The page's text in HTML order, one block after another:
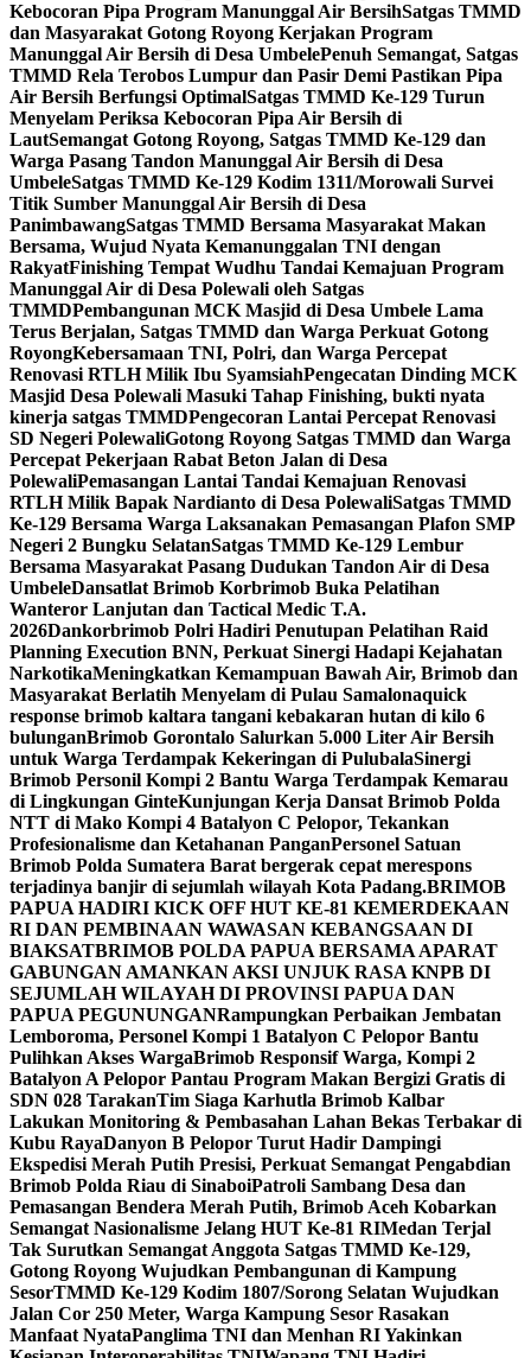
Kebocoran Pipa Program Manunggal Air BersihSatgas TMMD
dan Masyarakat Gotong Royong Kerjakan Program
Manunggal Air Bersih di Desa UmbelePenuh Semangat, Satgas
TMMD Rela Terobos Lumpur dan Pasir Demi Pastikan Pipa
Air Bersih Berfungsi OptimalSatgas TMMD Ke-129 Turun
Menyelam Periksa Kebocoran Pipa Air Bersih di
LautSemangat Gotong Royong, Satgas TMMD Ke-129 dan
Warga Pasang Tandon Manunggal Air Bersih di Desa
UmbeleSatgas TMMD Ke-129 Kodim 1311/Morowali Survei
Titik Sumber Manunggal Air Bersih di Desa
PanimbawangSatgas TMMD Bersama Masyarakat Makan
Bersama, Wujud Nyata Kemanunggalan TNI dengan
RakyatFinishing Tempat Wudhu Tandai Kemajuan Program
Manunggal Air di Desa Polewali oleh Satgas
TMMDPembangunan MCK Masjid di Desa Umbele Lama
Terus Berjalan, Satgas TMMD dan Warga Perkuat Gotong
RoyongKebersamaan TNI, Polri, dan Warga Percepat
Renovasi RTLH Milik Ibu SyamsiahPengecatan Dinding MCK
Masjid Desa Polewali Masuki Tahap Finishing, bukti nyata
kinerja satgas TMMDPengecoran Lantai Percepat Renovasi
SD Negeri PolewaliGotong Royong Satgas TMMD dan Warga
Percepat Pekerjaan Rabat Beton Jalan di Desa
PolewaliPemasangan Lantai Tandai Kemajuan Renovasi
RTLH Milik Bapak Nardianto di Desa PolewaliSatgas TMMD
Ke-129 Bersama Warga Laksanakan Pemasangan Plafon SMP
Negeri 2 Bungku SelatanSatgas TMMD Ke-129 Lembur
Bersama Masyarakat Pasang Dudukan Tandon Air di Desa
UmbeleDansatlat Brimob Korbrimob Buka Pelatihan
Wanteror Lanjutan dan Tactical Medic T.A.
2026Dankorbrimob Polri Hadiri Penutupan Pelatihan Raid
Planning Execution BNN, Perkuat Sinergi Hadapi Kejahatan
NarkotikaMeningkatkan Kemampuan Bawah Air, Brimob dan
Masyarakat Berlatih Menyelam di Pulau Samalonaquick
response brimob kaltara tangani kebakaran hutan di kilo 6
bulunganBrimob Gorontalo Salurkan 5.000 Liter Air Bersih
untuk Warga Terdampak Kekeringan di PulubalaSinergi
Brimob Personil Kompi 2 Bantu Warga Terdampak Kemarau
di Lingkungan GinteKunjungan Kerja Dansat Brimob Polda
NTT di Mako Kompi 4 Batalyon C Pelopor, Tekankan
Profesionalisme dan Ketahanan PanganPersonel Satuan
Brimob Polda Sumatera Barat bergerak cepat merespons
terjadinya banjir di sejumlah wilayah Kota Padang.BRIMOB
PAPUA HADIRI KICK OFF HUT KE-81 KEMERDEKAAN
RI DAN PEMBINAAN WAWASAN KEBANGSAAN DI
BIAKSATBRIMOB POLDA PAPUA BERSAMA APARAT
GABUNGAN AMANKAN AKSI UNJUK RASA KNPB DI
SEJUMLAH WILAYAH DI PROVINSI PAPUA DAN
PAPUA PEGUNUNGANRampungkan Perbaikan Jembatan
Lemboroma, Personel Kompi 1 Batalyon C Pelopor Bantu
Pulihkan Akses WargaBrimob Responsif Warga, Kompi 2
Batalyon A Pelopor Pantau Program Makan Bergizi Gratis di
SDN 028 TarakanTim Siaga Karhutla Brimob Kalbar
Lakukan Monitoring & Pembasahan Lahan Bekas Terbakar di
Kubu RayaDanyon B Pelopor Turut Hadir Dampingi
Ekspedisi Merah Putih Presisi, Perkuat Semangat Pengabdian
Brimob Polda Riau di SinaboiPatroli Sambang Desa dan
Pemasangan Bendera Merah Putih, Brimob Aceh Kobarkan
Semangat Nasionalisme Jelang HUT Ke-81 RIMedan Terjal
Tak Surutkan Semangat Anggota Satgas TMMD Ke-129,
Gotong Royong Wujudkan Pembangunan di Kampung
SesorTMMD Ke-129 Kodim 1807/Sorong Selatan Wujudkan
Jalan Cor 250 Meter, Warga Kampung Sesor Rasakan
Manfaat NyataPanglima TNI dan Menhan RI Yakinkan